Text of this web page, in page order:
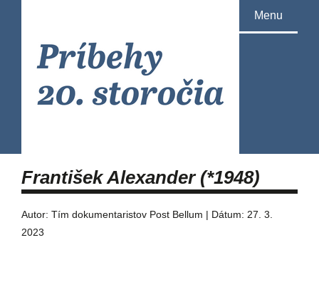
Menu
František Alexander (*1948)
Autor: Tím dokumentaristov Post Bellum | Dátum: 27. 3.
2023